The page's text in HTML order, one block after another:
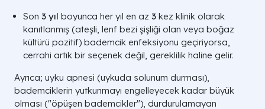
Son 3 yıl boyunca her yıl en az 3 kez klinik olarak
kanıtlanmış (ateşli, lenf bezi şişliği olan veya boğaz
kültürü pozitif) bademcik enfeksiyonu geçiriyorsa,
cerrahi artık bir seçenek değil, gereklilik haline gelir.
Ayrıca; uyku apnesi (uykuda solunum durması),
bademciklerin yutkunmayı engelleyecek kadar büyük
olması ("öpüşen bademcikler"), durdurulamayan